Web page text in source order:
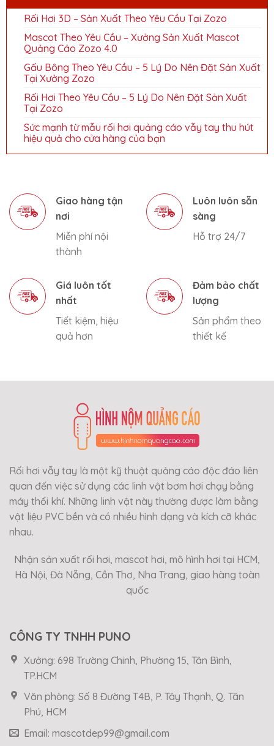
Rối Hơi 3D – Sản Xuất Theo Yêu Cầu Tại Zozo
Mascot Theo Yêu Cầu – Xưởng Sản Xuất Mascot
Quảng Cáo Zozo 4.0
Gấu Bông Theo Yêu Cầu – 5 Lý Do Nên Đặt Sản Xuất
Tại Xưởng Zozo
Rối Hơi Theo Yêu Cầu – 5 Lý Do Nên Đặt Sản Xuất
Tại Zozo
Sức mạnh từ mẫu rối hơi quảng cáo vẫy tay thu hút
hiệu quả cho cửa hàng của bạn
Giao hàng tận
nơi
Miễn phí nội
thành
Luôn luôn sẵn
sàng
Hỗ trợ 24/7
Giá luôn tốt
nhất
Tiết kiệm, hiệu
quả hơn
Đảm bảo chất
lượng
Sản phẩm theo
thiết kế
Rối hơi vẫy tay là một kỹ thuật quảng cáo độc đáo liên
quan đến việc sử dụng các linh vật bơm hơi chạy bằng
máy thổi khí. Những linh vật này thường được làm bằng
vật liệu PVC bền và có nhiều hình dạng và kích cỡ khác
nhau.
Nhận sản xuất rối hơi, mascot hơi, mô hình hơi tại HCM,
Hà Nội, Đà Nẵng, Cần Thơ, Nha Trang, giao hàng toàn
quốc
CÔNG TY TNHH PUNO
Xưởng: 698 Trường Chinh, Phường 15, Tân Bình,
TP.HCM
Văn phòng: Số 8 Đường T4B, P. Tây Thạnh, Q. Tân
Phú, HCM
Email: mascotdep99@gmail.com